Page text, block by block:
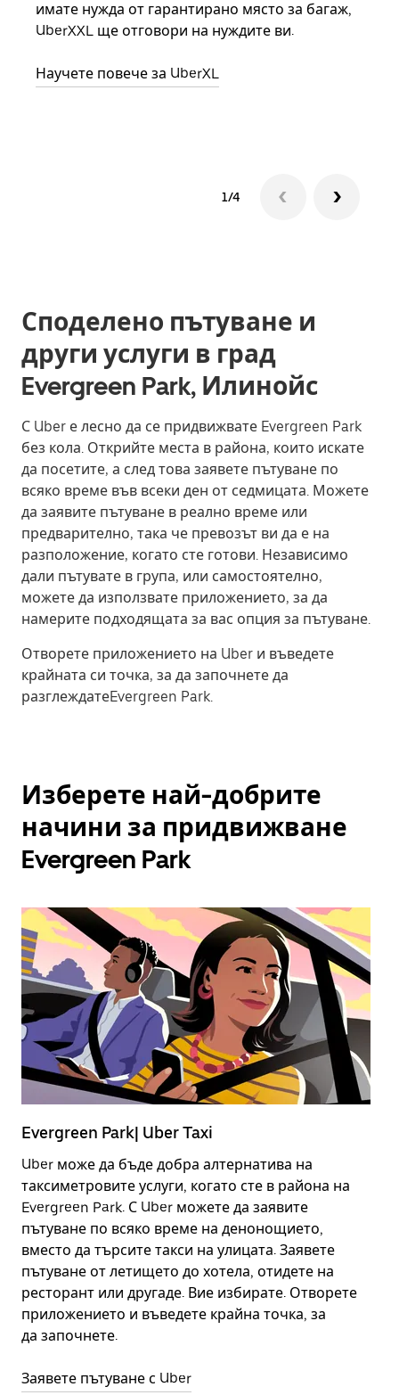
имате нужда от гарантирано място за багаж,
UberXXL ще отговори на нуждите ви.
Научете повече за UberXL
1/4
Споделено пътуване и
други услуги в град
Evergreen Park, Илинойс
С Uber е лесно да се придвижвате Evergreen Park
без кола. Открийте места в района, които искате
да посетите, а след това заявете пътуване по
всяко време във всеки ден от седмицата. Можете
да заявите пътуване в реално време или
предварително, така че превозът ви да е на
разположение, когато сте готови. Независимо
дали пътувате в група, или самостоятелно,
можете да използвате приложението, за да
намерите подходящата за вас опция за пътуване.
Отворете приложението на Uber и въведете
крайната си точка, за да започнете да
разглеждатеEvergreen Park.
Изберете най-добрите
начини за придвижване
Evergreen Park
Evergreen Park| Uber Taxi
Uber може да бъде добра алтернатива на
таксиметровите услуги, когато сте в района на
Evergreen Park. С Uber можете да заявите
пътуване по всяко време на денонощието,
вместо да търсите такси на улицата. Заявете
пътуване от летището до хотела, отидете на
ресторант или другаде. Вие избирате. Отворете
приложението и въведете крайна точка, за
да започнете.
Заявете пътуване с Uber